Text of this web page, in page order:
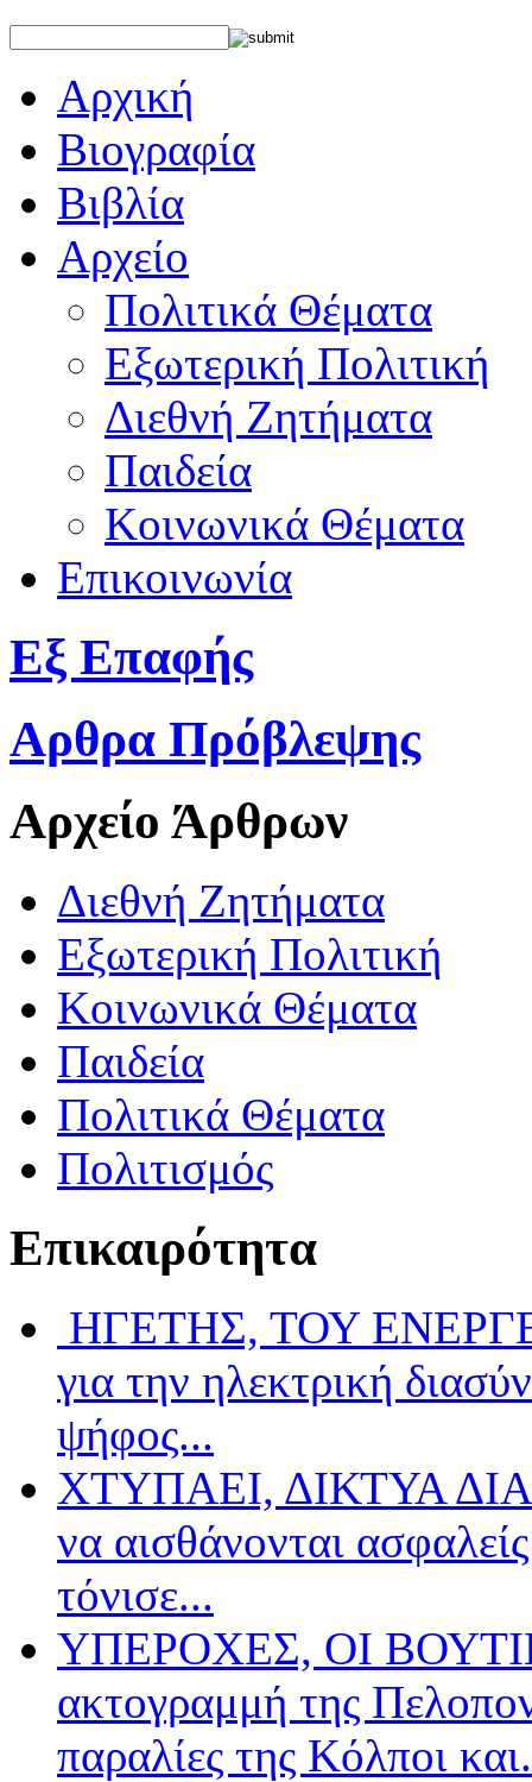
Αρχική
Βιογραφία
Βιβλία
Αρχείο
Πολιτικά Θέματα
Εξωτερική Πολιτική
Διεθνή Ζητήματα
Παιδεία
Κοινωνικά Θέματα
Επικοινωνία
Εξ Επαφής
Αρθρα Πρόβλεψης
Αρχείο Άρθρων
Διεθνή Ζητήματα
Εξωτερική Πολιτική
Κοινωνικά Θέματα
Παιδεία
Πολιτικά Θέματα
Πολιτισμός
Επικαιρότητα
ΗΓΕΤΗΣ, ΤΟΥ
για την ηλεκτρική
ψήφος...
ΧΤΥΠΑΕΙ, ΔΙΚΤΥΑ
να αισθάνονται
τόνισε...
ΥΠΕΡΟΧΕΣ, ΟΙ
ακτογραμμή της
παραλίες της Κόλποι